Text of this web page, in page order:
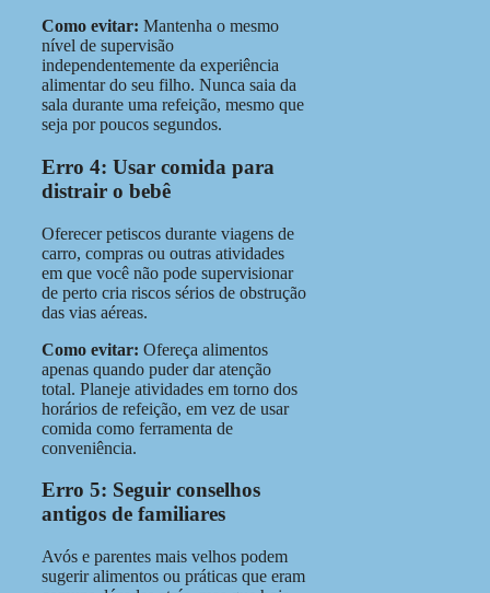
Como evitar: Mantenha o mesmo
nível de supervisão
independentemente da experiência
alimentar do seu filho. Nunca saia da
sala durante uma refeição, mesmo que
seja por poucos segundos.
Erro 4: Usar comida para
distrair o bebê
Oferecer petiscos durante viagens de
carro, compras ou outras atividades
em que você não pode supervisionar
de perto cria riscos sérios de obstrução
das vias aéreas.
Como evitar: Ofereça alimentos
apenas quando puder dar atenção
total. Planeje atividades em torno dos
horários de refeição, em vez de usar
comida como ferramenta de
conveniência.
Erro 5: Seguir conselhos
antigos de familiares
Avós e parentes mais velhos podem
sugerir alimentos ou práticas que eram